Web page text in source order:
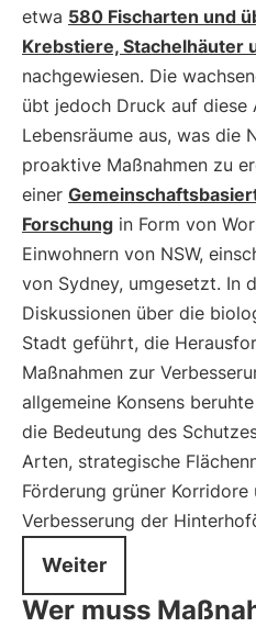
etwa 580 Fischarten und
Krebstiere, Stachelhäuter
nachgewiesen. Die
übt jedoch Druck auf diese
Lebensräume aus, was die
proaktive Maßnahmen zu
einer
Forschung in Form von
Einwohnern von NSW,
von Sydney, umgesetzt. In
Diskussionen über die
Stadt geführt, die
Maßnahmen zur
allgemeine Konsens
die Bedeutung des
Arten, strategische
Förderung grüner
Verbesserung der
Weiter
Wer muss